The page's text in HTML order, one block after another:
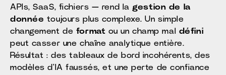
APIs, SaaS, fichiers — rend la gestion de la
donnée toujours plus complexe. Un simple
changement de format ou un champ mal défini
peut casser une chaîne analytique entière.
Résultat : des tableaux de bord incohérents, des
modèles d'IA faussés, et une perte de confiance